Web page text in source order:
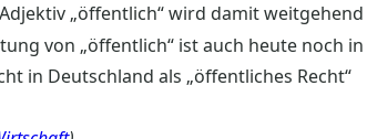
„öffentlich“ wird damit weitgehend
von „öffentlich“ ist auch heute noch in
in Deutschland als „öffentliches Recht“